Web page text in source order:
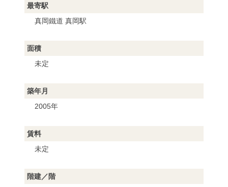
最寄駅
真岡鐵道 真岡駅
面積
未定
築年月
2005年
賃料
未定
階建／階